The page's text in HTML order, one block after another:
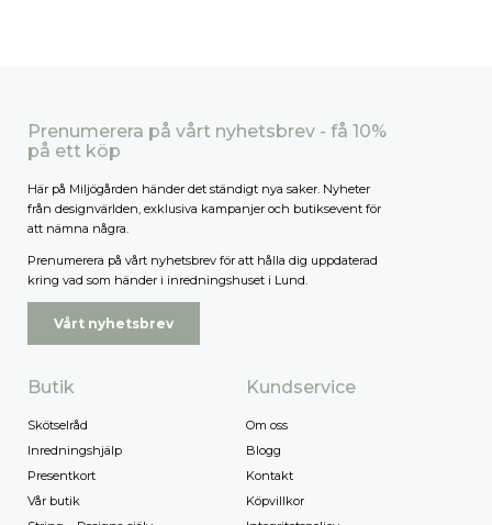
Prenumerera på vårt nyhetsbrev - få 10%
på ett köp
Här på Miljögården händer det ständigt nya saker. Nyheter
från designvärlden, exklusiva kampanjer och butiksevent för
att nämna några.
Prenumerera på vårt nyhetsbrev för att hålla dig uppdaterad
kring vad som händer i inredningshuset i Lund.
Vårt nyhetsbrev
Butik
Skötselråd
Inredningshjälp
Presentkort
Vår butik
Kundservice
Om oss
Blogg
Kontakt
Köpvillkor